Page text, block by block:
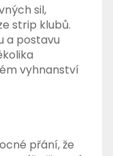
sil,
strip klubů.
a postavu
vyhnanství
přání, že